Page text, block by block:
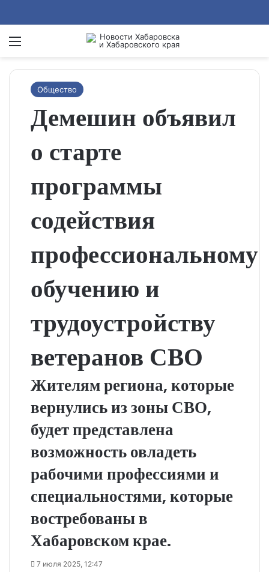
Menu
Общество
Демешин объявил
о старте
программы
содействия
профессиональному
обучению и
трудоустройству
ветеранов СВО
Жителям региона, которые
вернулись из зоны СВО,
будет представлена
возможность овладеть
рабочими профессиями и
специальностями, которые
востребованы в
Хабаровском крае.
7 июля 2025, 12:47